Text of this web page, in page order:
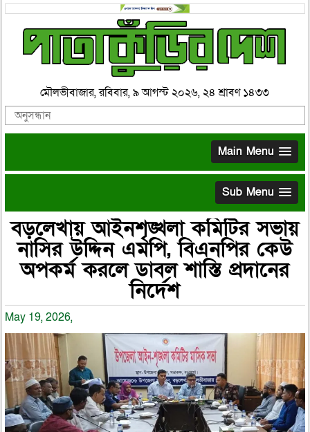
মৌলভীবাজার, রবিবার, ৯ আগস্ট ২০২৬, ২৪ শ্রাবণ ১৪৩৩
Main Menu
Sub Menu
বড়লেখায় আইনশৃঙ্খলা কমিটির সভায়
নাসির উদ্দিন এমপি, বিএনপির কেউ
অপকর্ম করলে ডাবল শাস্তি প্রদানের
নির্দেশ
May 19, 2026,